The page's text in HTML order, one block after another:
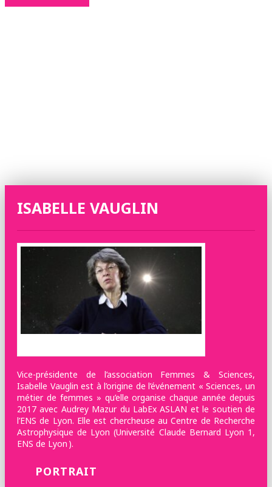
ISABELLE VAUGLIN
Vice-présidente de l’association Femmes & Sciences,
Isabelle Vauglin est à l’origine de l’événement « Sciences, un
métier de femmes » qu’elle organise chaque année depuis
2017 avec Audrey Mazur du LabEx ASLAN et le soutien de
l’ENS de Lyon. Elle est chercheuse au Centre de Recherche
Astrophysique de Lyon (Université Claude Bernard Lyon 1,
ENS de Lyon ).
PORTRAIT